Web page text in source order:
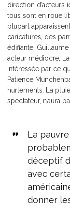
direction d’acteurs
tous sont en roue
plupart
caricatures, des
édifiante.
acteur médiocre,
intéressée par ce
Patience
hurlements. La
spectateur, n’aura
La
déceptif
avec
donner